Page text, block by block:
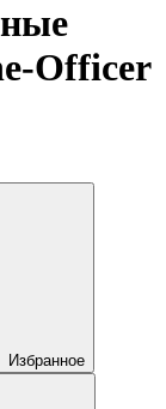
Officer
Избранное